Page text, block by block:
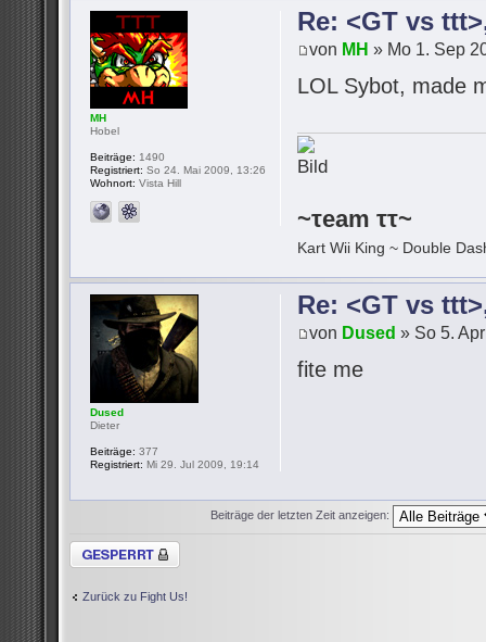
Re: <GT vs
von MH » Mo 1. Sep
LOL Sybot, made
~τeam ττ~
Kart Wii King ~ Double
MH
Hobel
Beiträge: 1490
Registriert: So 24. Mai 2009, 13:26
Wohnort: Vista Hill
Re: <GT vs
von Dused » So 5.
fite me
Dused
Dieter
Beiträge: 377
Registriert: Mi 29. Jul 2009, 19:14
Beiträge der letzten Zeit anzeigen:
Thema gesperrt
Zurück zu Fight Us!